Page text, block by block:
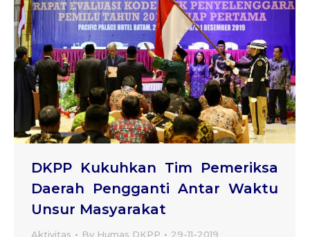
DKPP Kukuhkan Tim Pemeriksa
Daerah Pengganti Antar Waktu
Unsur Masyarakat
Aktivitas By Humas DKPP 29-11-2019